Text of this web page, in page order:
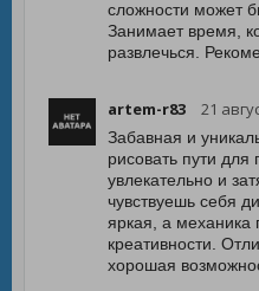
сложности может
Занимает время,
развлечься.
artem-r83 21
Забавная и
рисовать пути
увлекательно и
чувствуешь себя
яркая, а механика
креативности.
хорошая